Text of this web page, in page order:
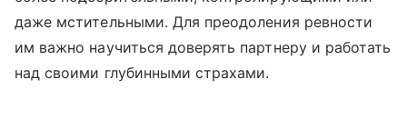
даже мстительными. Для преодоления ревности
им важно научиться доверять партнеру и работать
над своими глубинными страхами.